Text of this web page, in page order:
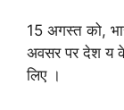
15 अगस्त को,
अवसर पर देश य
लिए ।